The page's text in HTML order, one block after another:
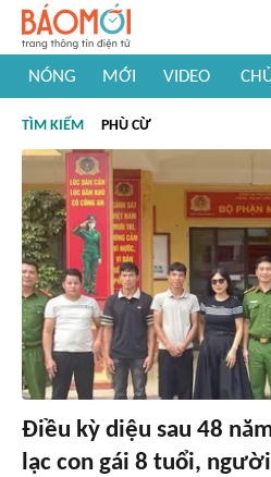
NÓNG MỚI VIDEO
#Khám phá thế giới
TÌM KIẾM PHÙ CỪ
Điều kỳ diệu sau 48
lạc con gái 8 tuổi,